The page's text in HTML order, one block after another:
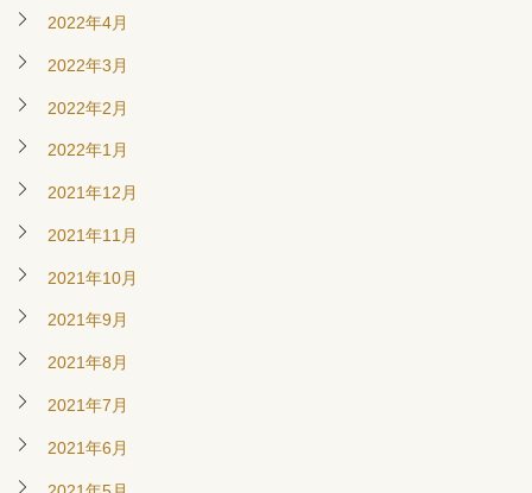
2022年4月
2022年3月
2022年2月
2022年1月
2021年12月
2021年11月
2021年10月
2021年9月
2021年8月
2021年7月
2021年6月